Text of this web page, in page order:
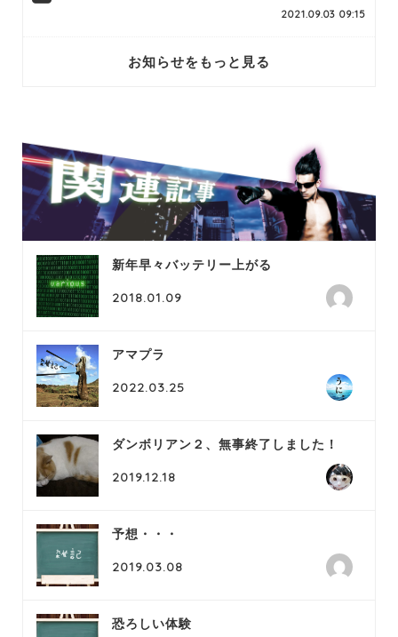
2021.09.03 09:15
お知らせをもっと見る
新年早々バッテリー上がる
2018.01.09
アマプラ
2022.03.25
ダンボリアン２、無事終了しました！
2019.12.18
予想・・・
2019.03.08
恐ろしい体験